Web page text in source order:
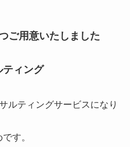
ご用意いたしました
ィング
ルティングサービスになり
す。